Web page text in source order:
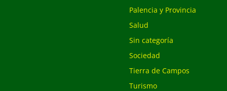
Palencia y Provincia
Salud
Sin categoría
Sociedad
Tierra de Campos
Turismo